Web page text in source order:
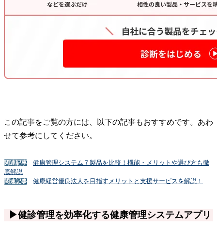
この記事をご覧の方には、以下の記事もおすすめです。あわ
せて参考にしてください。
関連記事
健康管理システム７製品を比較！機能・メリットや選び方も徹
底解説
関連記事 健康経営優良法人を目指すメリットと支援サービスを解説！
▶健診管理を効率化する健康管理システムアプリ